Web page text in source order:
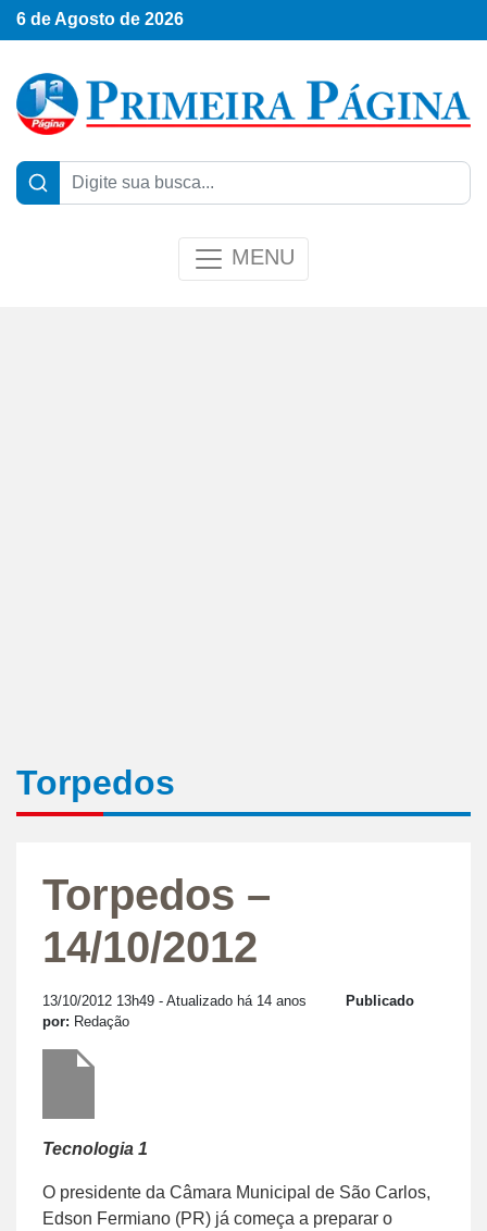
6 de Agosto de 2026
MENU
Torpedos
Torpedos –
14/10/2012
13/10/2012 13h49 - Atualizado há 14 anos
Publicado
por: Redação
Tecnologia 1
O presidente da Câmara Municipal de São Carlos,
Edson Fermiano (PR) já começa a preparar o